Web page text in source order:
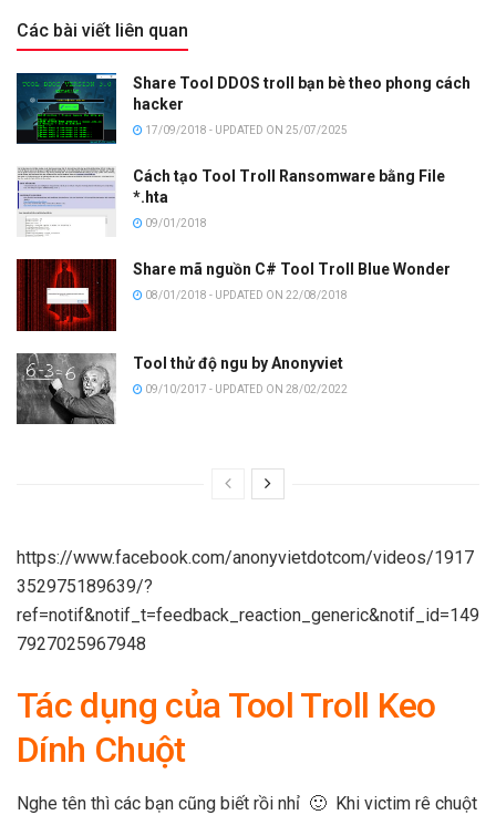
Các bài viết liên quan
Share Tool DDOS troll bạn bè theo phong cách
hacker
17/09/2018 - UPDATED ON 25/07/2025
Cách tạo Tool Troll Ransomware bằng File
*.hta
09/01/2018
Share mã nguồn C# Tool Troll Blue Wonder
08/01/2018 - UPDATED ON 22/08/2018
Tool thử độ ngu by Anonyviet
09/10/2017 - UPDATED ON 28/02/2022
https://www.facebook.com/anonyvietdotcom/videos/1917
352975189639/?
ref=notif&notif_t=feedback_reaction_generic&notif_id=149
7927025967948
Tác dụng của Tool Troll Keo
Dính Chuột
Nghe tên thì các bạn cũng biết rồi nhỉ 🙂 Khi victim rê chuột